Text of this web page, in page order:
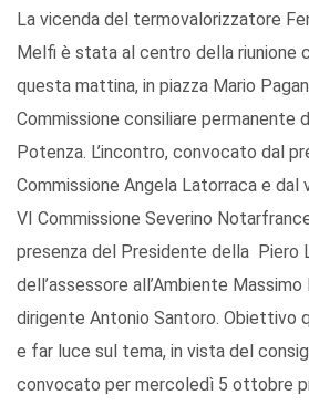
La vicenda del termovalorizzatore
Melfi è stata al centro della riunione
questa mattina, in piazza Mario
Commissione consiliare permanente
Potenza. L’incontro, convocato dal
Commissione Angela Latorraca e
VI Commissione Severino
presenza del Presidente della Piero
dell’assessore all’Ambiente Massimo
dirigente Antonio Santoro. Obiettivo
e far luce sul tema, in vista del
convocato per mercoledì 5 ottobre